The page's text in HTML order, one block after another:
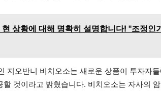
상황에 대해 명확히 설명합니다! "조정인
지오반니 비치오소는 새로운 상품이 투자자
것이라고 밝혔습니다. 비치오소는 자사의